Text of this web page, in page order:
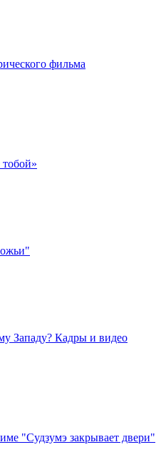
фильма
Западу? Кадры и видео
"Судзумэ закрывает двери"